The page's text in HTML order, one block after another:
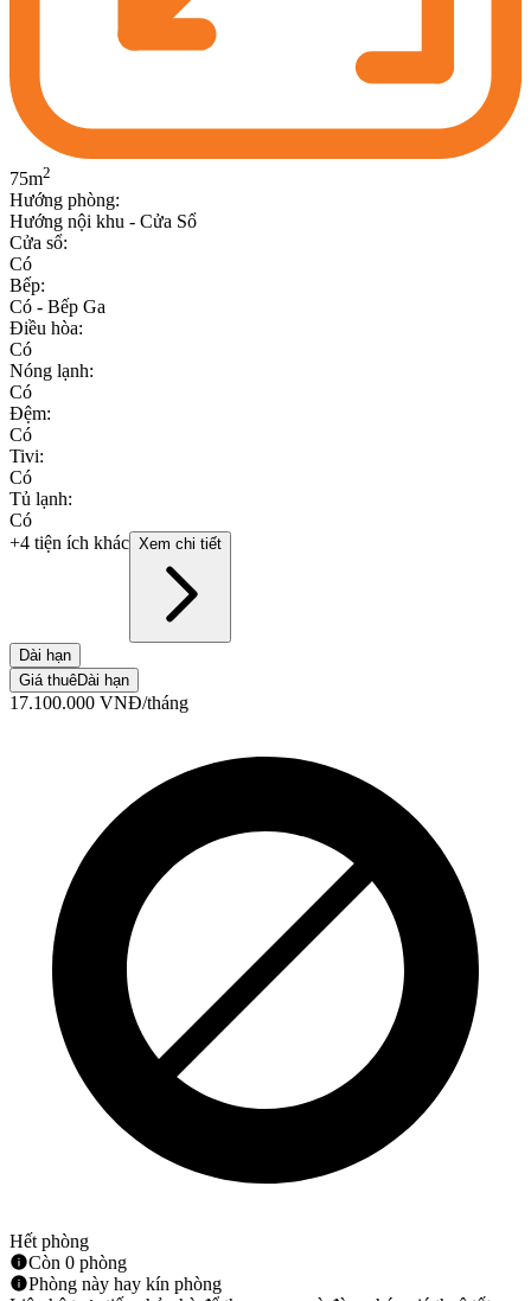
75m2
Hướng phòng:
Hướng nội khu - Cửa Sổ
Cửa sổ:
Có
Bếp:
Có - Bếp Ga
Điều hòa:
Có
Nóng lạnh:
Có
Đệm:
Có
Tivi:
Có
Tủ lạnh:
Có
+4 tiện ích khác Xem chi tiết
Dài hạn
Giá thuêDài hạn
17.100.000 VNĐ/tháng
Hết phòng
Còn 0 phòng
Phòng này hay kín phòng